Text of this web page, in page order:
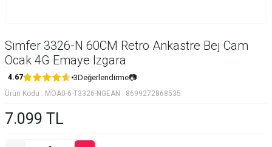
Simfer 3326-N 60CM Retro Ankastre Bej Cam
Ocak 4G Emaye Izgara
4.67 3Değerlendirme📷
Ürün Kodu : MOA0-6-T3326-NGEAN : 8699272868535
7.099 TL